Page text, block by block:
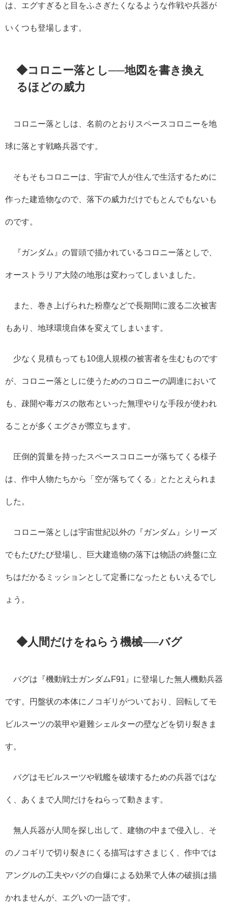
は、エグすぎると目をふさぎたくなるような作戦や兵器が
いくつも登場します。
◆コロニー落とし──地図を書き換え
るほどの威力
コロニー落としは、名前のとおりスペースコロニーを地
球に落とす戦略兵器です。
そもそもコロニーは、宇宙で人が住んで生活するために
作った建造物なので、落下の威力だけでもとんでもないも
のです。
『ガンダム』の冒頭で描かれているコロニー落としで、
オーストラリア大陸の地形は変わってしまいました。
また、巻き上げられた粉塵などで長期間に渡る二次被害
もあり、地球環境自体を変えてしまいます。
少なく見積もっても10億人規模の被害者を生むものです
が、コロニー落としに使うためのコロニーの調達において
も、疎開や毒ガスの散布といった無理やりな手段が使われ
ることが多くエグさが際立ちます。
圧倒的質量を持ったスペースコロニーが落ちてくる様子
は、作中人物たちから「空が落ちてくる」とたとえられま
した。
コロニー落としは宇宙世紀以外の『ガンダム』シリーズ
でもたびたび登場し、巨大建造物の落下は物語の終盤に立
ちはだかるミッションとして定番になったともいえるでし
ょう。
◆人間だけをねらう機械──バグ
バグは『機動戦士ガンダム F91 』に登場した無人機動兵器
です。円盤状の本体にノコギリがついており、回転してモ
ビルスーツの装甲や避難シェルターの壁などを切り裂きま
す。
バグはモビルスーツや戦艦を破壊するための兵器ではな
く、あくまで人間だけをねらって動きます。
無人兵器が人間を探し出して、建物の中まで侵入し、そ
のノコギリで切り裂きにくる描写はすさまじく、作中では
アングルの工夫やバグの自爆による効果で人体の破損は描
かれませんが、エグいの一語です。